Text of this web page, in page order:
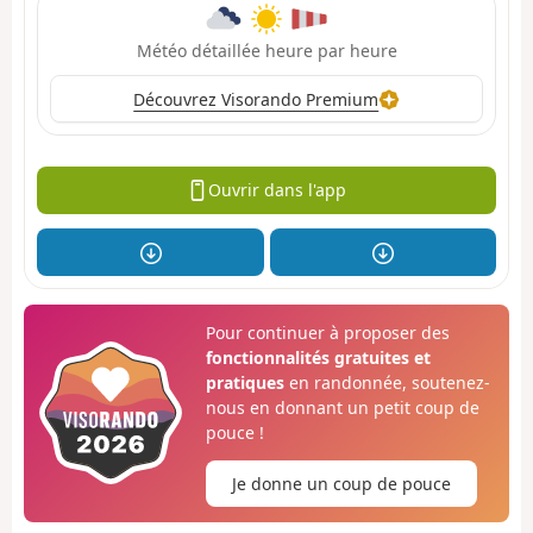
Météo détaillée heure par heure
Découvrez Visorando Premium
Ouvrir dans l'app
Pour continuer à proposer des
fonctionnalités gratuites et
pratiquesen randonnée, soutenez-
nous en donnant un petit coup de
pouce !
Je donne un coup de pouce